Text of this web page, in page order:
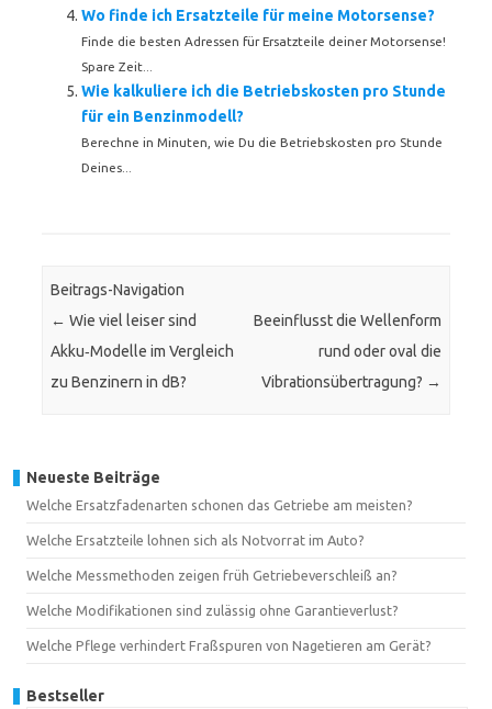
Wo finde ich Ersatzteile für meine Motorsense?
Finde die besten Adressen für Ersatzteile deiner Motorsense!
Spare Zeit...
Wie kalkuliere ich die Betriebskosten pro Stunde
für ein Benzinmodell?
Berechne in Minuten, wie Du die Betriebskosten pro Stunde
Deines...
Beitrags-Navigation
← Wie viel leiser sind
Akku‑Modelle im Vergleich
zu Benzinern in dB?
Beeinflusst die Wellenform
rund oder oval die
Vibrationsübertragung? →
Neueste Beiträge
Welche Ersatzfadenarten schonen das Getriebe am meisten?
Welche Ersatzteile lohnen sich als Notvorrat im Auto?
Welche Messmethoden zeigen früh Getriebeverschleiß an?
Welche Modifikationen sind zulässig ohne Garantieverlust?
Welche Pflege verhindert Fraßspuren von Nagetieren am Gerät?
Bestseller